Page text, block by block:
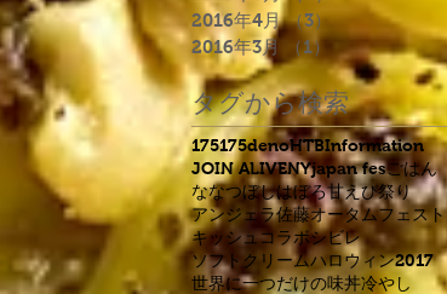
2016年4月 （3）3件の記事
2016年3月
（1） 1件の記事
タグから検索
175175denoHTBInformation
JOIN ALIVENYjapan fesごはん
ななつぼしはぼろ甘えび祭り
アンジェラ佐藤オータムフェスト
キッシュ コラボシビレ
ソフトクリームハロウィン2017
世界に一つだけの味丼冷やし